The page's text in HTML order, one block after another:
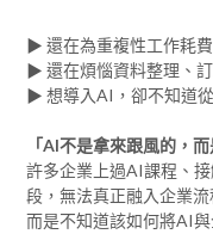
▶ 還在為重複性工作耗
▶ 還在煩惱資料整理、
▶ 想導入AI，卻不知道
「AI不是拿來跟風的，
許多企業上過AI課程、
段，無法真正融入企業
而是不知道該如何將AI